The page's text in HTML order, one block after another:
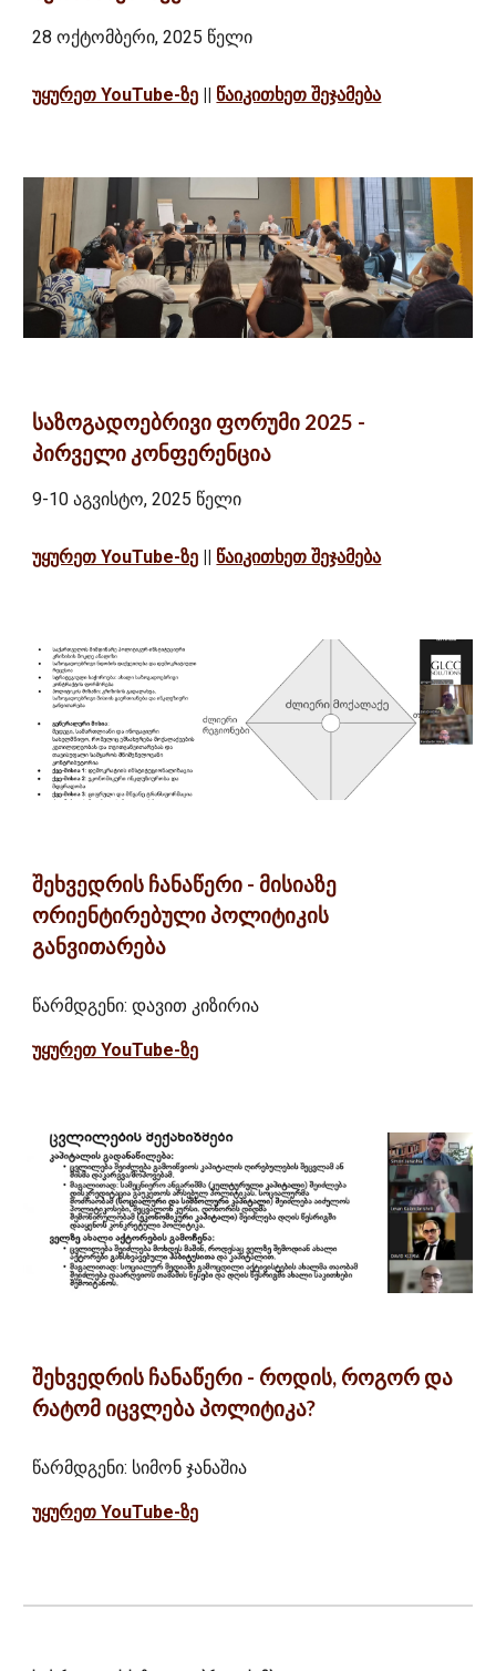
28 ოქტომბერი, 2025 წელი
უყურეთ YouTube-ზე წაიკითხეთ შეჯამება
საზოგადოებრივი ფორუმი 2025 -
პირველი კონფერენცია
9-10 აგვისტო, 2025 წელი
უყურეთ YouTube-ზე || წაიკითხეთ შეჯამება
შეხვედრის ჩანაწერი - მისიაზე
ორიენტირებული პოლიტიკის
განვითარება
წარმდგენი: დავით კიზირია
უყურეთ YouTube-ზე
შეხვედრის ჩანაწერი - როდის, როგორ და
რატომ იცვლება პოლიტიკა?
წარმდგენი: სიმონ ჯანაშია
უყურეთ YouTube-ზე